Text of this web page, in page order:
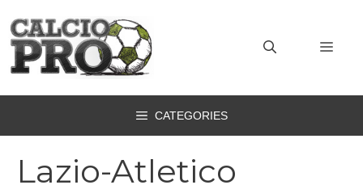
contenuto
CATEGORIES
Lazio-Atletico